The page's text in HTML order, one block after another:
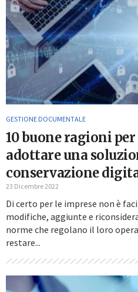
GESTIONE DOCUMENTALE
10 buone ragioni
adottare una
conservazione
23 Dicembre 2022
Di certo per le imprese non è
modifiche, aggiunte e
norme che regolano il loro
restare...